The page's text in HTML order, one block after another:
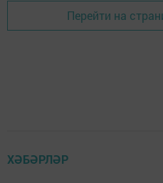
Перейти на
ХӘБӘРЛӘР